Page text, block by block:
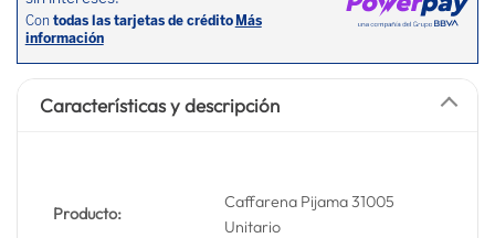
Características y descripción
Producto:
Caffarena Pijama 31005
Unitario